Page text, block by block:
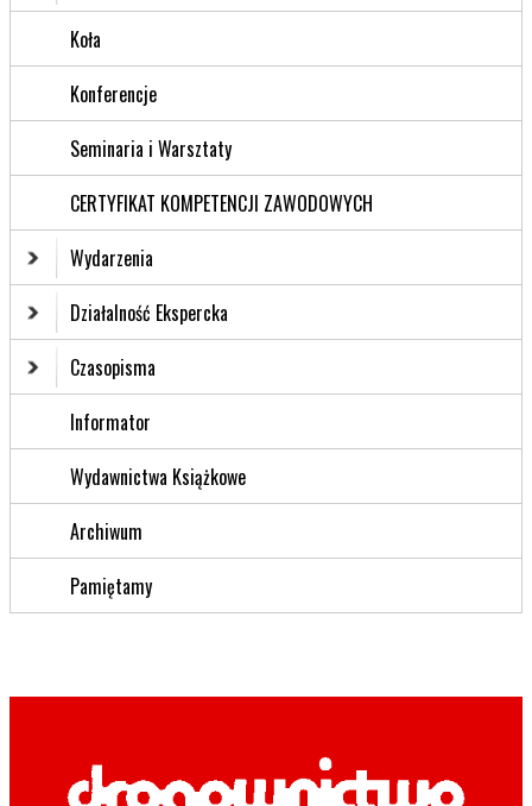
Koła
Konferencje
Seminaria i Warsztaty
CERTYFIKAT KOMPETENCJI ZAWODOWYCH
Wydarzenia
Działalność Ekspercka
Czasopisma
Informator
Wydawnictwa Książkowe
Archiwum
Pamiętamy